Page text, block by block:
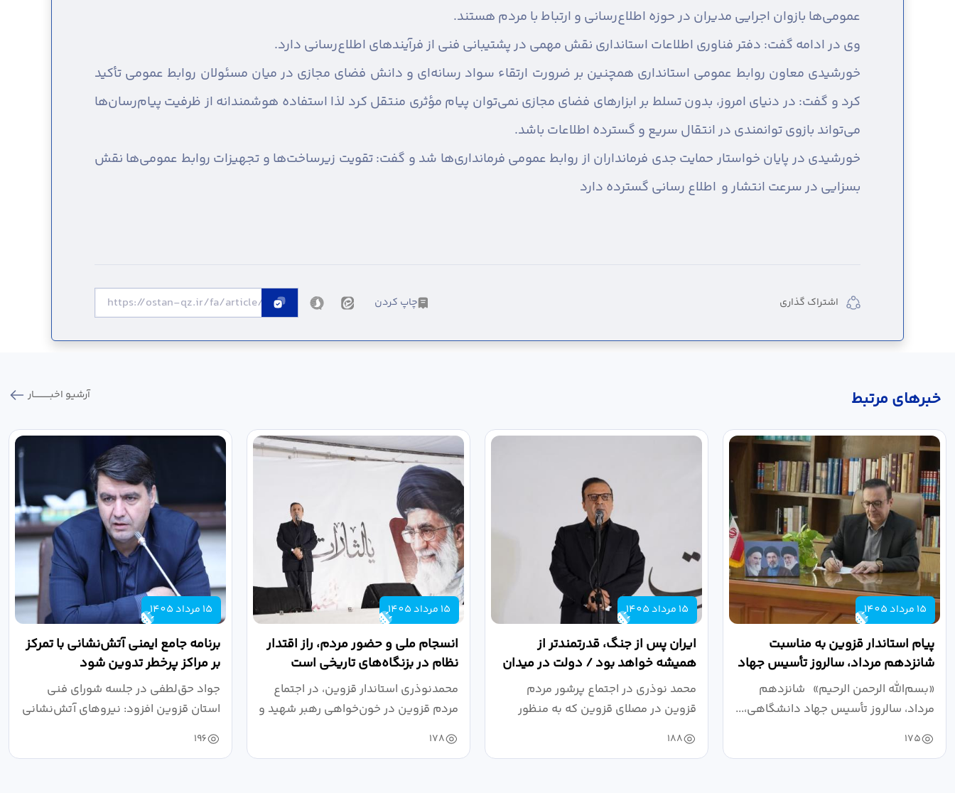
عمومی‌ها بازوان اجرایی مدیران در حوزه اطلاع‌رسانی و ارتباط با مردم هستند.
وی در ادامه گفت: دفتر فناوری اطلاعات استانداری نقش مهمی در پشتیبانی فنی از فرآیندهای اطلاع‌رسانی دارد.
خورشیدی معاون روابط عمومی استانداری همچنین بر ضرورت ارتقاء سواد رسانه‌ای و دانش فضای مجازی در میان مسئولان روابط عمومی تأکید
کرد و گفت: در دنیای امروز، بدون تسلط بر ابزارهای فضای مجازی نمی‌توان پیام مؤثری منتقل کرد لذا استفاده هوشمندانه از ظرفیت پیام‌رسان‌ها
می‌تواند بازوی توانمندی در انتقال سریع و گسترده اطلاعات باشد.
خورشیدی در پایان خواستار حمایت جدی فرمانداران از روابط عمومی فرمانداری‌ها شد و گفت: تقویت زیرساخت‌ها و تجهیزات روابط عمومی‌ها نقش
بسزایی در سرعت انتشار و اطلاع رسانی گسترده دارد
اشتراک گذاری چاپ کردن
خبر‌های مرتبط آرشیو اخبـــــــــــار
15 مرداد 1405
پیام استاندار قزوین به مناسبت
شانزدهم مرداد، سالروز تأسیس جهاد
دانشگاهی
«بسم‌الله الرحمن الرحیم» شانزدهم
مرداد، سالروز تأسیس جهاد دانشگاهی،...
175
15 مرداد 1405
ایران پس از جنگ، قدرتمندتر از
همیشه خواهد بود / دولت در میدان
نبرد اقتصادی،...
محمد نوذری در اجتماع پرشور مردم
قزوین در مصلای قزوین که به منظور
خون‌خواهی...
188
15 مرداد 1405
انسجام ملی و حضور مردم، راز اقتدار
نظام در بزنگاه‌های تاریخی است
محمدنوذری استاندار قزوین، در اجتماع
مردم قزوین در خون‌خواهی رهبر شهید و
حمایت...
178
15 مرداد 1405
برنامه جامع ایمنی آتش‌نشانی با تمرکز
بر مراکز پرخطر تدوین شود
جواد حق‌لطفی در جلسه شورای فنی
استان قزوین افزود: نیروهای آتش‌نشانی
طی سال...
196